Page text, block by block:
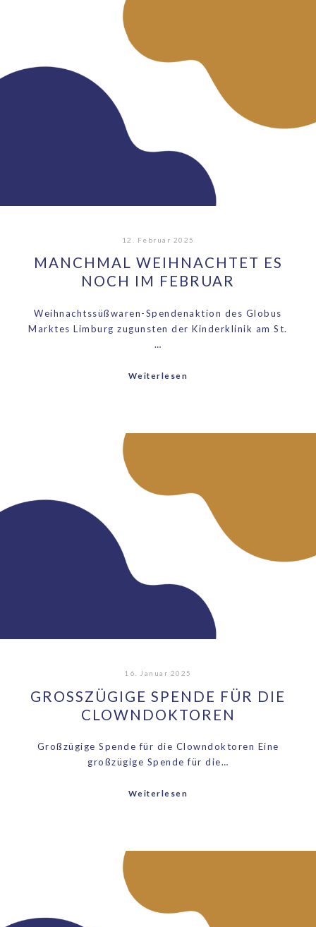
12. Februar 2025
MANCHMAL WEIHNACHTET ES
NOCH IM FEBRUAR
Weihnachtssüßwaren-Spendenaktion des Globus
Marktes Limburg zugunsten der Kinderklinik am St.
…
Weiterlesen
16. Januar 2025
GROSSZÜGIGE SPENDE FÜR DIE C
LOWNDOKTOREN​
Großzügige Spende für die Clowndoktoren​ Eine
großzügige Spende für die…
Weiterlesen